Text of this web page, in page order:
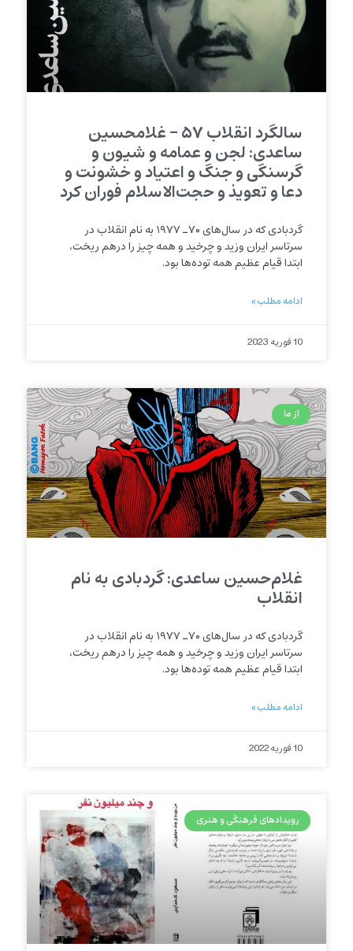
سالگرد انقلاب ۵۷ – غلامحسین
ساعدی: لجن و عمامه و شیون و
گرسنگی و جنگ و اعتیاد و خشونت و
دعا و تعویذ و حجت‌الاسلام‌ فوران کرد
گردبادی که در سال‌های ۷۰ـ ۱۹۷۷ به نام انقلاب در
سرتاسر ایران وزید و چرخید و همه چیز را درهم ریخت،
ابتدا قیام عظیم همه‌ توده‌ها بود.
ادامه مطلب »
10 فوریه 2023
از ما
غلام‌حسین ساعدی: گردبادی به نام
انقلاب
گردبادی که در سال‌های ۷۰ـ ۱۹۷۷ به نام انقلاب در
سرتاسر ایران وزید و چرخید و همه چیز را درهم ریخت،
ابتدا قیام عظیم همه‌ توده‌ها بود.
ادامه مطلب »
10 فوریه 2022
رویدادهای فرهنگی و هنری